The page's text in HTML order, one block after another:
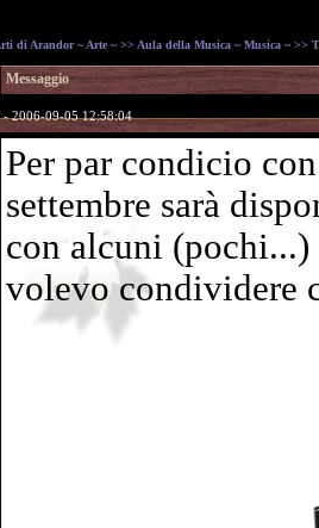
di Arandor ~ Arte ~ >> Aula della Musica ~ Musica ~ >>
Messaggio
2006-09-05 12:58:04
Per par condicio
settembre sarà
con alcuni
volevo condividere